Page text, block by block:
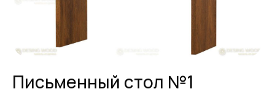
Письменный стол №1